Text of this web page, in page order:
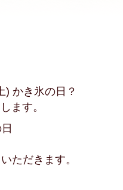
) かき氷の日？
ます。
だきます。